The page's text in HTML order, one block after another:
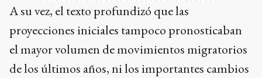
A su vez, el texto profundizó que las
proyecciones iniciales tampoco pronosticaban
el mayor volumen de movimientos migratorios
de los últimos años, ni los importantes cambios